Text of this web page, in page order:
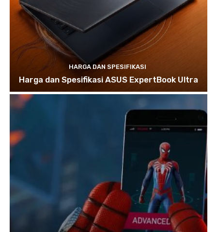
HARGA DAN SPESIFIKASI
Harga dan Spesifikasi ASUS ExpertBook Ultra